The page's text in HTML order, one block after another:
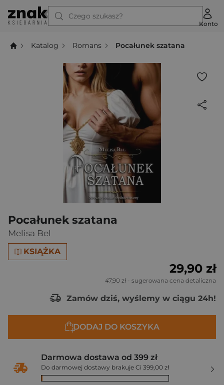
Czego szukasz?
Konto
Katalog Romans Pocałunek szatana
Pocałunek szatana
Melisa Bel
KSIĄŻKA
29,90 zł
47,90 zł - sugerowana cena detaliczna
Zamów dziś, wyślemy w ciągu 24h!
DODAJ DO KOSZYKA
Darmowa dostawa od 399 zł
Do darmowej dostawy brakuje Ci 399,00 zł